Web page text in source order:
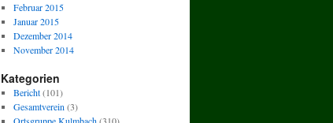
Februar 2015
Januar 2015
Dezember 2014
November 2014
Kategorien
Bericht(101)
Gesamtverein (3)